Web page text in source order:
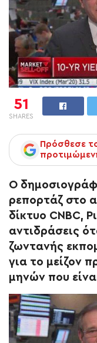
51
SHARES
Πρόσθεσε
Ο
ρεπορτάζ στο
δίκτυο CNBC,
αντιδράσεις
ζωντανής
για το μείζον
μηνών που